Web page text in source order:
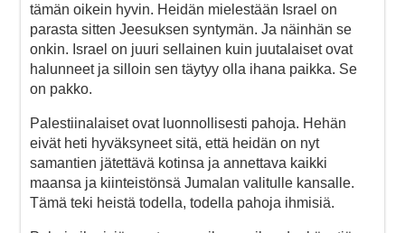
tämän oikein hyvin. Heidän mielestään Israel on
parasta sitten Jeesuksen syntymän. Ja näinhän se
onkin. Israel on juuri sellainen kuin juutalaiset ovat
halunneet ja silloin sen täytyy olla ihana paikka. Se
on pakko.
Palestiinalaiset ovat luonnollisesti pahoja. Hehän
eivät heti hyväksyneet sitä, että heidän on nyt
samantien jätettävä kotinsa ja annettava kaikki
maansa ja kiinteistönsä Jumalan valitulle kansalle.
Tämä teki heistä todella, todella pahoja ihmisiä.